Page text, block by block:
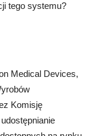
tego systemu?
Medical Devices,
Komisję